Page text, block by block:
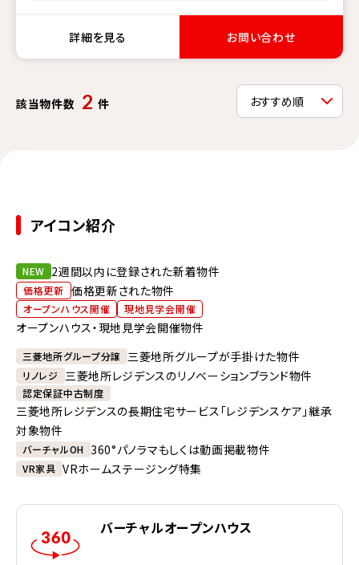
詳細を見る お問い合わせ
該当物件数 2 件
アイコン紹介
NEW 2週間以内に登録された新着物件
価格更新 価格更新された物件
オープンハウス開催 現地見学会開催
オープンハウス・現地見学会開催物件
三菱地所グループ分譲 三菱地所グループが手掛けた物件
リノレジ 三菱地所レジデンスのリノベーションブランド物件
認定保証中古制度
三菱地所レジデンスの長期住宅サービス「レジデンスケア」継承
対象物件
バーチャルOH 360°パノラマもしくは動画掲載物件
VR家具 VRホームステージング特集
バーチャルオープンハウス